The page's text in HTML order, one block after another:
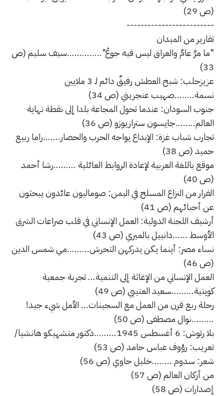
(ص 29)
-------------------------
تقارير من الميدان
"ما مرَّ عامٌ والعراق ليس فيه جوعْ"..............سيف سليم (ص
33)
عزيزحلب: شبح العطش رفيقٌ دائم لـ 3 ملايين
نسمة........صهيب عنجريني (ص 34)
جنوب السودان: عندما تحول المجاعة بلدا إلى نقطة نهاية
العالم........جايسون سترازيوزو (ص 36)
تجارب شباب غزة: الإبداع يواجه الحرب والحصار.......راما ربيع
حميد (ص 38)
موقع باللغة العربية لإعادة الروابط العائلية .........رشا أحمد
(ص 40)
الفرار من النزاع المسلح في اليمن: صوماليون عائدون يبحثون
عن أحبائهم (ص 41)
أرشيف اللجنة الدولية: العمل الإنساني في قلب صراعات الشرق
الأوسط ......دانييل بالميري (ص 43)
نساء مصر: أينما يكن يدركهن التحرش.........مي شمس الدين
(ص 46)
العمل الإنساني من الإغاثة إلى التنمية... تجربة جمعية
كويتية.........سعيد العتيبي (ص 49)
رحلة ربع قرن من العمل مع السجينات... الأمل شيء جيد!
.........نوال مصطفى (ص 50)
بلا رتوش: 6 أغسطس 1945.........دكتور متشهيكو هانشيا/
تعريب: رؤوف عباس حامد (ص 53)
شعر: سدوم ........خليل حاوي (ص 56)
من أركان العالم (ص 57)
إصدارات (ص 58)